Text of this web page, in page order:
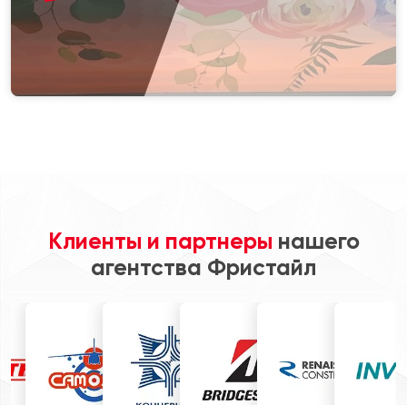
Клиенты и партнеры нашего
агентства Фристайл